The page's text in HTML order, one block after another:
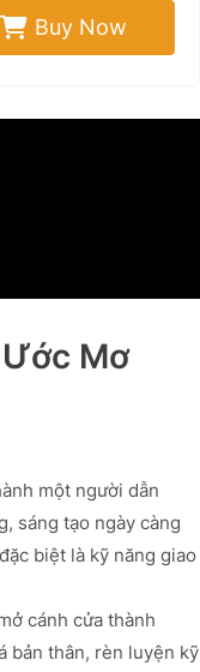
Buy Now
Mơ
một người dẫn
sáng tạo ngày càng
biệt là kỹ năng giao
cánh cửa thành
bản thân, rèn luyện kỹ